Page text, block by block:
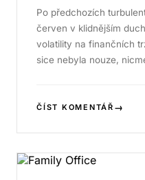
Po předchozích
červen v klidnějším
volatility na finančních
sice nebyla nouze,
ČÍST KOMENTÁŘ →